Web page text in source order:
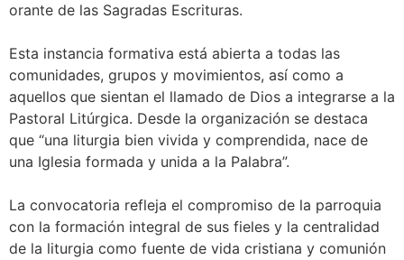
orante de las Sagradas Escrituras.
Esta instancia formativa está abierta a todas las
comunidades, grupos y movimientos, así como a
aquellos que sientan el llamado de Dios a integrarse a la
Pastoral Litúrgica. Desde la organización se destaca
que “una liturgia bien vivida y comprendida, nace de
una Iglesia formada y unida a la Palabra”.
La convocatoria refleja el compromiso de la parroquia
con la formación integral de sus fieles y la centralidad
de la liturgia como fuente de vida cristiana y comunión